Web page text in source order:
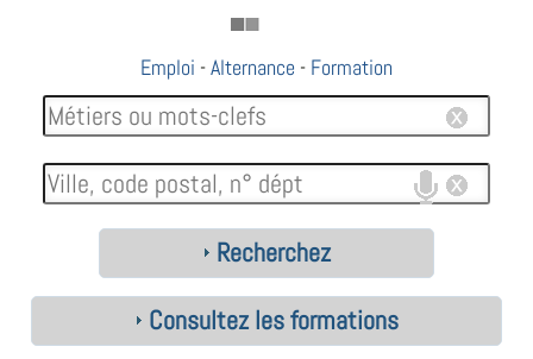
Emploi -Alternance - Formation
Recherchez
Consultez les formations